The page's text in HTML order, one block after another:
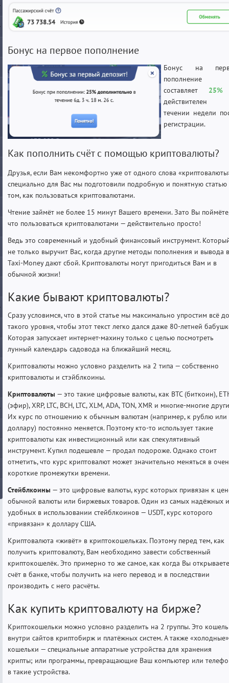
Бонус на первое пополнение
Бонус на
пополнение
составляет 25%
течении недели
регистрации.
Как пополнить счёт с помощью криптовалюты?
Друзья, если Вам некомфортно уже от одного слова
специально для Вас мы подготовили подробную и понятную статью
том, как пользоваться криптовалютами.
Чтение займёт не более 15 минут Вашего времени. Зато Вы поймёте,
что пользоваться криптовалютами — действительно просто!
Ведь это современный и удобный финансовый инструмент.
не только выручит Вас, когда другие методы пополнения и вывода в
Taxi-Money дают сбой. Криптовалюты могут пригодиться Вам и в
обычной жизни!
Какие бывают криптовалюты?
Сразу условимся, что в этой статье мы максимально упростим всё до
такого уровня, чтобы этот текст легко дался даже 80-летней
Которая запускает интернет-махину только с целью посмотреть
лунный календарь садовода на ближайший месяц.
Криптовалюты можно условно разделить на 2 типа — собственно
криптовалюты и стэйблкоины.
Криптовалюты — это такие цифровые валюты, как BTC (биткоин),
(эфир), XRP, LTC, BCH, LTC, XLM, ADA, TON, XMR и многие-многие
Их курс по отношению к обычным валютам (например, к рублю или
доллару) постоянно меняется. Поэтому кто-то использует такие
криптовалюты как инвестиционный или как спекулятивный
инструмент. Купил подешевле — продал подороже. Однако стоит
отметить, что курс криптовалют может значительно меняться в
короткие промежутки времени.
Стейблкоины — это цифровые валюты, курс которых привязан к
обычной валюты или биржевых товаров. Один из самых надёжных и
удобных в использовании стейблкоинов — USDT, курс которого
«привязан» к доллару США.
Криптовалюта «живёт» в криптокошельках. Поэтому перед тем, как
получить криптовалюту, Вам необходимо завести собственный
криптокошелёк. Это примерно то же самое, как когда Вы открываете
счёт в банке, чтобы получить на него перевод и в последствии
производить с него расчёты.
Как купить криптовалюту на бирже?
Криптокошельки можно условно разделить на 2 группы. Это
внутри сайтов криптобирж и платёжных систем. А также «холодные»
кошельки — специальные аппаратные устройства для хранения
крипты; или программы, превращающие Ваш компьютер или
в такие устройства.